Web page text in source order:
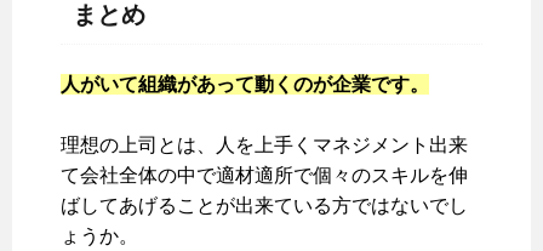
まとめ
人がいて組織があって動くのが企業です。
理想の上司とは、人を上手くマネジメント出来
て会社全体の中で適材適所で個々のスキルを伸
ばしてあげることが出来ている方ではないでし
ょうか。